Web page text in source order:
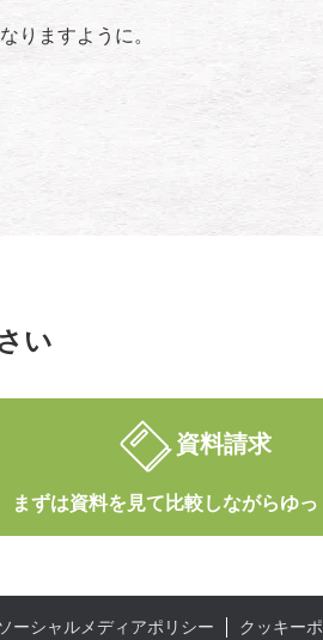
りますように。
い
資料請求
まずは資料を見て 比較しながらゆっ
ソーシャルメディアポリシー クッキー